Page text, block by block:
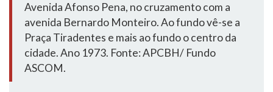
Avenida Afonso Pena, no cruzamento com a
avenida Bernardo Monteiro. Ao fundo vê-se a
Praça Tiradentes e mais ao fundo o centro da
cidade. Ano 1973. Fonte: APCBH/ Fundo
ASCOM.